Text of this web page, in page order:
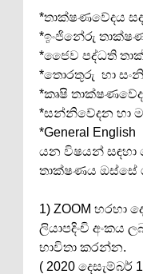
*තාක්ෂණවේදය
*ඉංජිනේරු
*ජෛව පද්ධති
*තොරතුරු හා
*කෘෂි
*සන්නිවේදන හා
*General English
යන විෂයන් සඳහා
තාක්ෂණය ඔස්සේ
1) ZOOM හරහා
ලියාපදිංචි අංකය
භාවිතා කරන්න.
( 2020 දෙසැම්බර්